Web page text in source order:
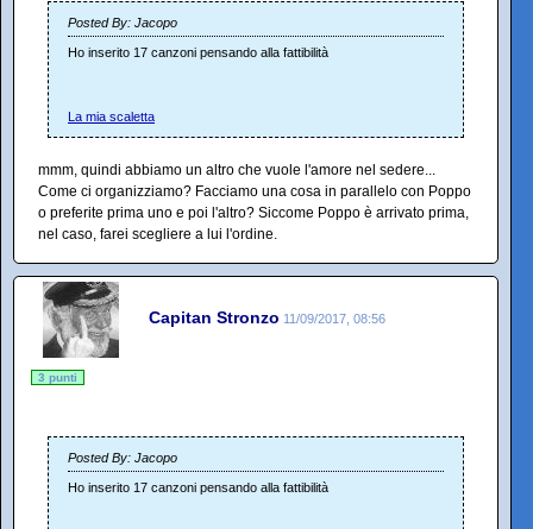
Posted By: Jacopo
Ho inserito 17 canzoni pensando alla fattibilità
La mia scaletta
mmm, quindi abbiamo un altro che vuole l'amore nel sedere...
Come ci organizziamo? Facciamo una cosa in parallelo con Poppo
o preferite prima uno e poi l'altro? Siccome Poppo è arrivato prima,
nel caso, farei scegliere a lui l'ordine.
Capitan Stronzo 11/09/2017, 08:56
3 punti
Posted By: Jacopo
Ho inserito 17 canzoni pensando alla fattibilità